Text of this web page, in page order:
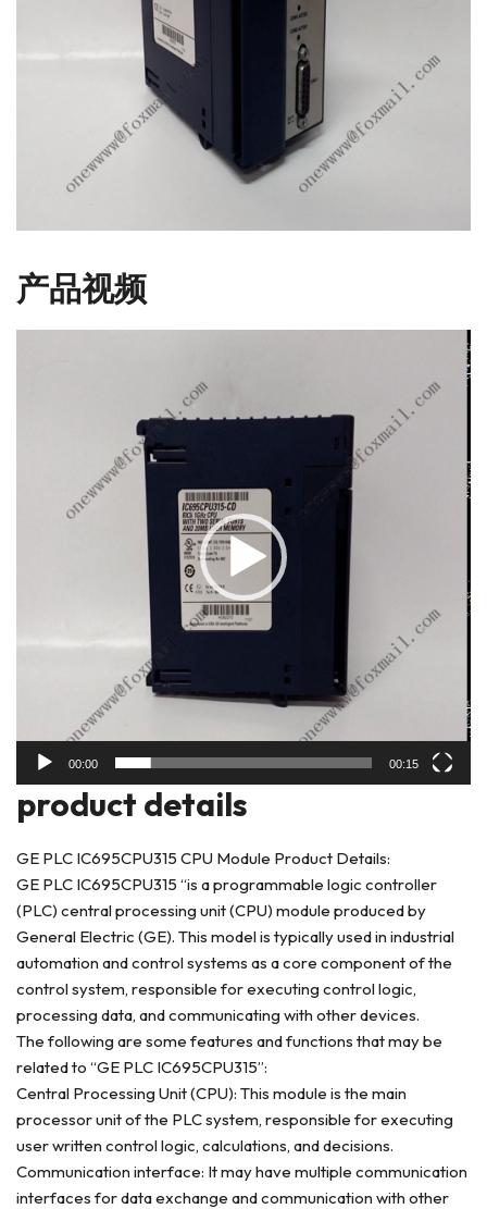
产品视频
00:00 00:15
product details
GE PLC IC695CPU315 CPU Module Product Details:
GE PLC IC695CPU315 “is a programmable logic controller
(PLC) central processing unit (CPU) module produced by
General Electric (GE). This model is typically used in industrial
automation and control systems as a core component of the
control system, responsible for executing control logic,
processing data, and communicating with other devices.
The following are some features and functions that may be
related to “GE PLC IC695CPU315”:
Central Processing Unit (CPU): This module is the main
processor unit of the PLC system, responsible for executing
user written control logic, calculations, and decisions.
Communication interface: It may have multiple communication
interfaces for data exchange and communication with other